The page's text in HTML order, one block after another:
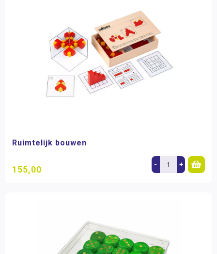
Ruimtelijk bouwen
155,00 - +